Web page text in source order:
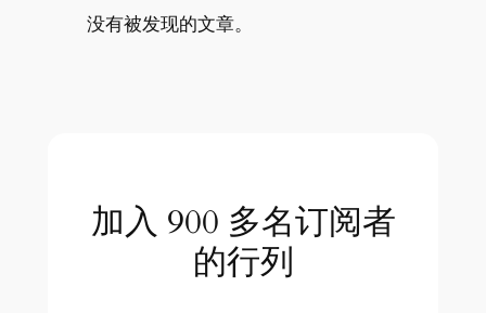
没有被发现的文章。
加入 900 多名订阅者
的行列